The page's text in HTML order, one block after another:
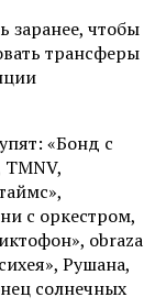
заранее, чтобы
трансферы
«Бонд с
с оркестром,
obraza
Рушана,
солнечных